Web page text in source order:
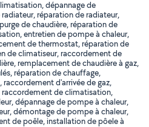
dépannage de
réparation de radiateur,
de chaudière, réparation de
entretien de pompe à chaleur,
de thermostat, réparation de
de climatiseur, raccordement de
remplacement de chaudière à gaz,
réparation de chauffage,
d'arrivée de gaz,
de climatisation,
dépannage de pompe à chaleur,
démontage de pompe à chaleur,
de poêle, installation de pôele à